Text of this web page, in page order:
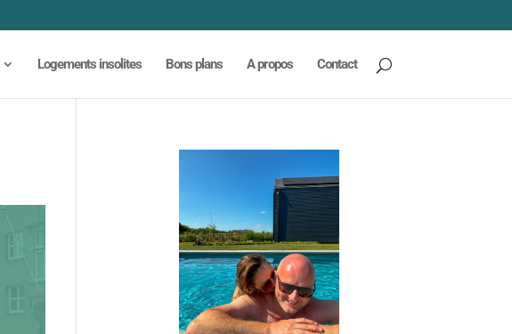
Logements insolites Bons plans A propos Contact